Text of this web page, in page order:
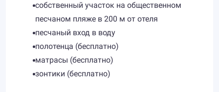
собственный участок на общественном
песчаном пляже в 200 м от отеля
песчаный вход в воду
полотенца (бесплатно)
матрасы (бесплатно)
зонтики (бесплатно)